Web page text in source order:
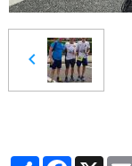
PartagerFacebook
X